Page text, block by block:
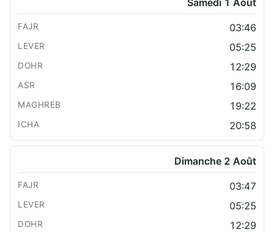
03:46
05:25
12:29
16:09
19:22
20:58
Dimanche 2 Août
03:47
05:25
12:29